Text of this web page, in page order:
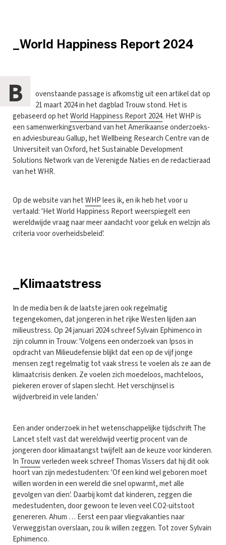
_World Happiness Report 2024
B
ovenstaande passage is afkomstig uit een artikel dat op
21 maart 2024 in het dagblad Trouw stond. Het is
gebaseerd op hetWorld Happiness Report 2024. Het WHP is
een samenwerkingsverband van het Amerikaanse onderzoeks-
en adviesbureau Gallup, het Wellbeing Research Centre van de
Universiteit van Oxford, het Sustainable Development
Solutions Network van de Verenigde Naties en de redactieraad
van het WHR.
Op de website van hetWHPlees ik, en ik heb het voor u
vertaald: 'Het World Happiness Report weerspiegelt een
wereldwijde vraag naar meer aandacht voor geluk en welzijn als
criteria voor overheidsbeleid'.
_Klimaatstress
In de media ben ik de laatste jaren ook regelmatig
tegengekomen, dat jongeren in het rijke Westen lijden aan
milieustress. Op 24 januari 2024 schreef Sylvain Ephimenco in
zijn column in Trouw: 'Volgens een onderzoek van Ipsos in
opdracht van Milieudefensie blijkt dat een op de vijf jonge
mensen zegt regelmatig tot vaak stress te voelen als ze aan de
klimaatcrisis denken. Ze voelen zich moedeloos, machteloos,
piekeren erover of slapen slecht. Het verschijnsel is
wijdverbreid in vele landen.'
Een ander onderzoek in het wetenschappelijke tijdschrift The
Lancet stelt vast dat wereldwijd veertig procent van de
jongeren door klimaatangst twijfelt aan de keuze voor kinderen.
In Trouwverleden week schreef Thomas Vissers dat hij dit ook
hoort van zijn medestudenten: 'Of een kind wel geboren moet
willen worden in een wereld die snel opwarmt, met alle
gevolgen van dien'. Daarbij komt dat kinderen, zeggen die
medestudenten, door gewoon te leven veel CO2-uitstoot
genereren. Ahum … Eerst een paar vliegvakanties naar
Verweggistan overslaan, zou ik willen zeggen. Tot zover Sylvain
Ephimenco.